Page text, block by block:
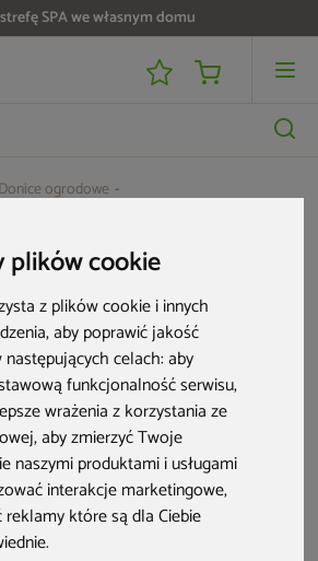
plików cookie
z plików cookie i innych
aby poprawić jakość
następujących celach:aby
funkcjonalność serwisu,
wrażenia z korzystania ze
,aby zmierzyć Twoje
naszymi produktami i usługami
interakcje marketingowe,
reklamy które są dla Ciebie
.
SPA we własnym domu
Donice ogrodowe